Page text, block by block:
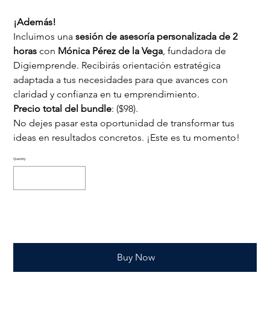
¡Además!
Incluimos una sesión de asesoría personalizada de 2
horas con Mónica Pérez de la Vega, fundadora de
Digiemprende. Recibirás orientación estratégica
adaptada a tus necesidades para que avances con
claridad y confianza en tu emprendimiento.
Precio total del bundle: ($98).
No dejes pasar esta oportunidad de transformar tus
ideas en resultados concretos. ¡Este es tu momento!
Quantity
Buy Now